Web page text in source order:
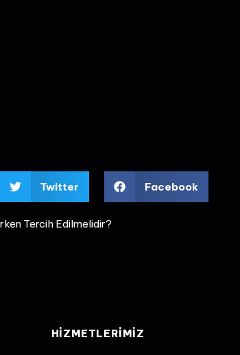
Twitter Facebook
Tercih Edilmelidir?
HIZMETLERIMIZ